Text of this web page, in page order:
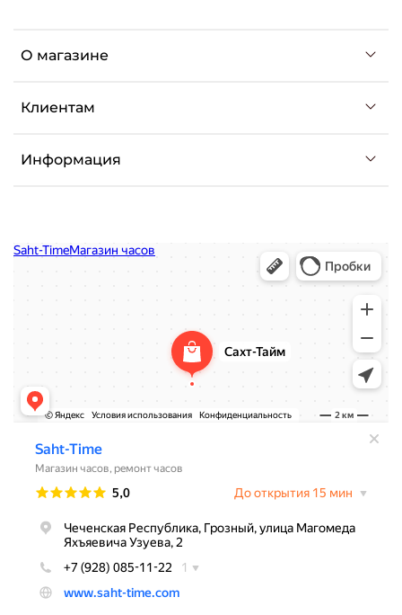
О магазине
Клиентам
Информация